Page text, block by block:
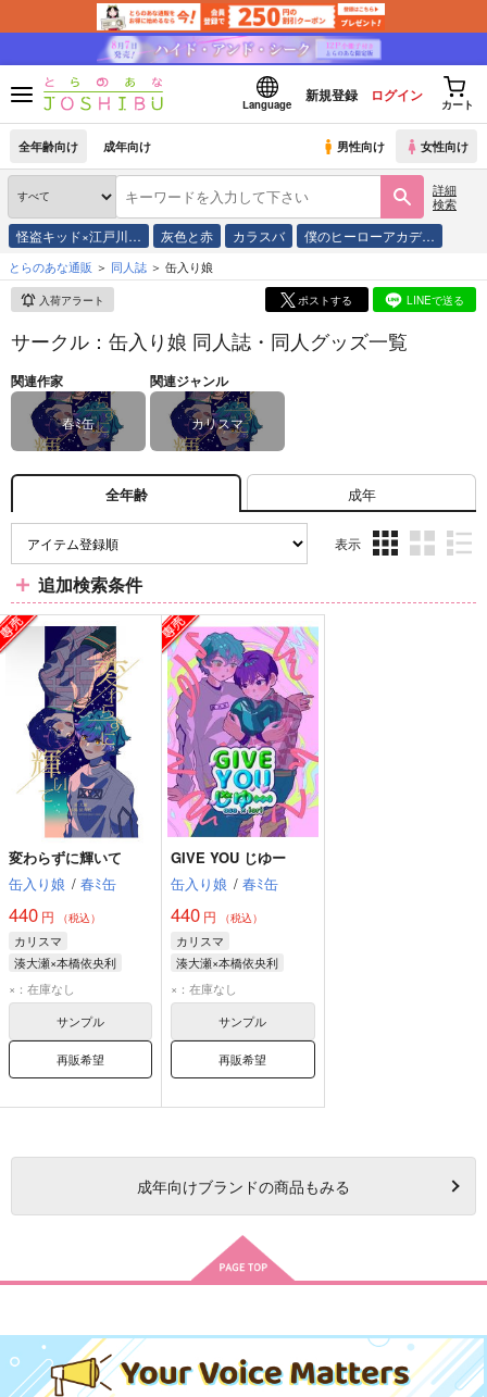
Language
新規登録 ログイン
カート
全年齢向け 成年向け 男性向け 女性向け
詳細
検索
怪盗キッド×江戸川… 灰色と赤 カラスバ 僕のヒーローアカデ…
とらのあな通販 同人誌 缶入り娘
入荷アラート ポストする LINEで送る
サークル：缶入り娘 同人誌・同人グッズ一覧
関連作家
春ﾐ缶
関連ジャンル
カリスマ
全年齢 成年
表示
ム
ム
ム
追加検索条件
変わらずに輝いて
缶入り娘 / 春ﾐ缶
440 円 （税込）
カリスマ
湊大瀬×本橋依央利
湊大瀬
本橋依央利
×：在庫なし
サンプル
再販希望
GIVE YOU じゆー
缶入り娘 / 春ﾐ缶
440 円 （税込）
カリスマ
湊大瀬×本橋依央利
湊大瀬
本橋依央利
×：在庫なし
サンプル
再販希望
成年向けブランドの商品もみる